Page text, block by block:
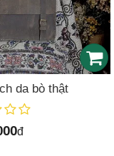
da bò thật
đ